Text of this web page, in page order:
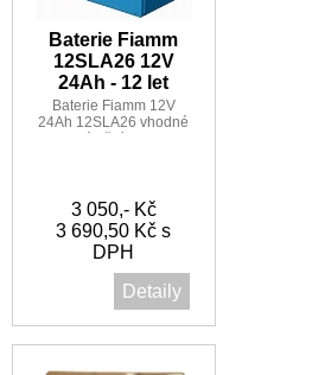
Baterie Fiamm
12SLA26 12V
24Ah - 12 let
Baterie Fiamm 12V
24Ah 12SLA26 vhodné
3 050,- Kč
3 690,50 Kč s
DPH
Detaily